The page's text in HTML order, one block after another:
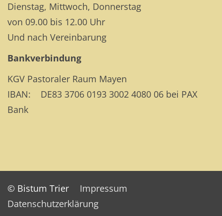
Dienstag, Mittwoch, Donnerstag
von 09.00 bis 12.00 Uhr
Und nach Vereinbarung
Bankverbindung
KGV Pastoraler Raum Mayen
IBAN: DE83 3706 0193 3002 4080 06 bei PAX
Bank
© Bistum Trier
Impressum
Datenschutzerklärung